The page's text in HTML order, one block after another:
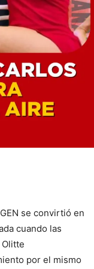
se convirtió en
cuando las
por el mismo